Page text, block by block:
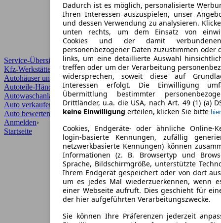
Service-Übersicht
Kfz-Werkstätten
Autohäuser und Händler
Autoteile-Händler
Autowaschanlagen
Auto verkaufen
Auto bewerten
Anmelden›
Startseite
Dadurch ist es möglich, personalisierte
Ihren Interessen auszuspielen, unser
und dessen Verwendung zu analysieren.
unten rechts, um dem Einsatz von
Cookies und der damit
personenbezogener Daten zuzustimmen oder
links, um eine detaillierte Auswahl
treffen oder um der Verarbeitung
widersprechen, soweit diese auf
Interessen erfolgt. Die Einwilligung
Übermittlung bestimmter
Drittländer, u.a. die USA, nach Art. 49 (1) (a)
keine Einwilligung erteilen, klicken Sie bitte hier
Cookies, Endgeräte- oder ähnliche Online-
login-basierte Kennungen, zufällig
netzwerkbasierte Kennungen) können
Informationen (z. B. Browsertyp und
Sprache, Bildschirmgröße, unterstützte
Ihrem Endgerät gespeichert oder von dort
um es jedes Mal wiederzuerkennen, wenn
einer Webseite aufruft. Dies geschieht für
der hier aufgeführten Verarbeitungszwecke.
Sie können Ihre Präferenzen jederzeit